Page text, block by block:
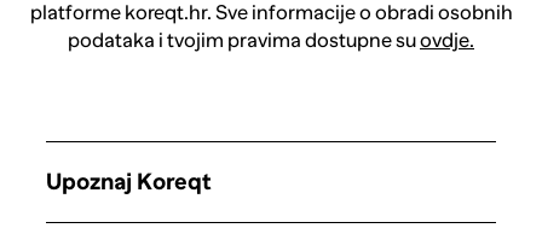
platforme koreqt.hr. Sve informacije o obradi osobnih
podataka i tvojim pravima dostupne suovdje.
Upoznaj Koreqt